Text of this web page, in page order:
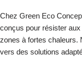
Chez Green Eco
conçus pour résister aux
zones à fortes chaleurs.
vers des solutions